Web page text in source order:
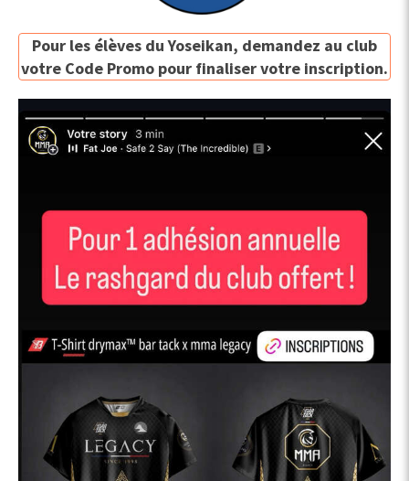
Pour les élèves du Yoseikan, demandez au club
votre Code Promo pour finaliser votre inscription.